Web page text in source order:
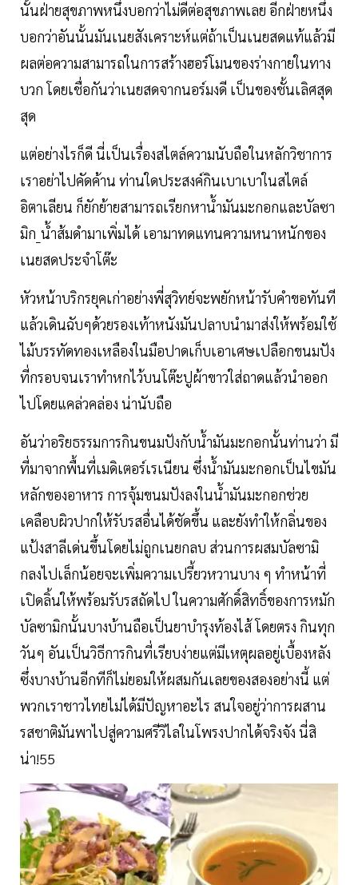
นั้นฝ่ายสุขภาพหนึ่งบอกว่าไม่ดีต่อสุขภาพเลย อีกฝ่ายหนึ่ง
บอกว่าอันนั้นมันเนยสังเคราะห์แต่ถ้าเป็นเนยสดแท้แล้วมี
ผลต่อความสามารถในการสร้างฮอร์โมนของร่างกายในทาง
บวก โดยเชื่อกันว่าเนยสดจากนอร์มงดี เป็นของชั้นเลิศสุด
สุด
แต่อย่างไรก็ดี นี่เป็นเรื่องสไตล์ความนับถือในหลักวิชาการ
เราอย่าไปคัดค้าน ท่านใดประสงค์กินเบาเบาในสไตล์
อิตาเลียน ก็ยักย้ายสามารถเรียกหาน้ำมันมะกอกและบัลซา
มิก_น้ำส้มดำมาเพิ่มได้ เอามาทดแทนความหนาหนักของ
เนยสดประจำโต๊ะ
หัวหน้าบริกรยุคเก่าอย่างพี่สุวิทย์จะพยักหน้ารับคำขอทันที
แล้วเดินฉับๆด้วยรองเท้าหนังมันปลาบนำมาส่งให้พร้อมใช้
ไม้บรรทัดทองเหลืองในมือปาดเก็บเอาเศษเปลือกขนมปัง
ที่กรอบจนเราทำหกไว้บนโต๊ะปูผ้าขาวใส่ถาดแล้วนำออก
ไปโดยแคล่วคล่อง น่านับถือ
อันว่าอริยธรรมการกินขนมปังกับน้ำมันมะกอกนั้นท่านว่า มี
ที่มาจากพื้นที่เมดิเตอร์เรเนียน ซึ่งน้ำมันมะกอกเป็นไขมัน
หลักของอาหาร การจุ้มขนมปังลงในน้ำมันมะกอกช่วย
เคลือบผิวปากให้รับรสอื่นได้ชัดขึ้น และยังทำให้กลิ่นของ
แป้งสาลีเด่นขึ้นโดยไม่ถูกเนยกลบ ส่วนการผสมบัลซามิ
กลงไปเล็กน้อยจะเพิ่มความเปรี้ยวหวานบาง ๆ ทำหน้าที่
เปิดลิ้นให้พร้อมรับรสถัดไป ในความศักดิ์สิทธิ์ของการหมัก
บัลซามิกนั้นบางบ้านถือเป็นยาบำรุงท้องไส้ โดยตรง กินทุก
วันๆ อันเป็นวิธีการกินที่เรียบง่ายแต่มีเหตุผลอยู่เบื้องหลัง
ซึ่งบางบ้านอีกทีก็ไม่ยอมให้ผสมกันเลยของสองอย่างนี้ แต่
พวกเราชาวไทยไม่ได้มีปัญหาอะไร สนใจอยู่ว่าการผสาน
รสชาติมันพาไปสู่ความศรีวิไลในโพรงปากได้จริงจัง นี่สิ
น่า!55